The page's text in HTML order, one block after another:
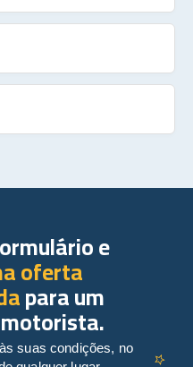
e
oferta
para um
suas condições, no